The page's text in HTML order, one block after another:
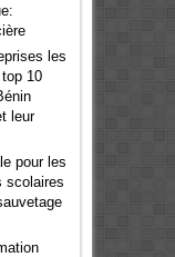
les
10
leur
pour les
scolaires